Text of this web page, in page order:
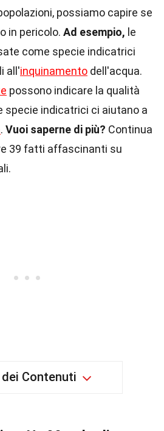
possiamo capire se
in pericolo. Ad esempio, le
come specie indicatrici
all'inquinamento dell'acqua.
possono indicare la qualità
specie indicatrici ci aiutano a
. Vuoi saperne di più? Continua
39 fatti affascinanti su
Contenuti